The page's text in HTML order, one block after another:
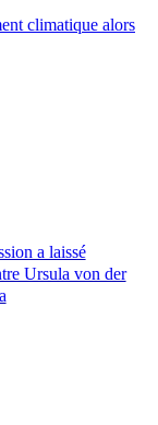
climatique alors
a laissé
Ursula von der